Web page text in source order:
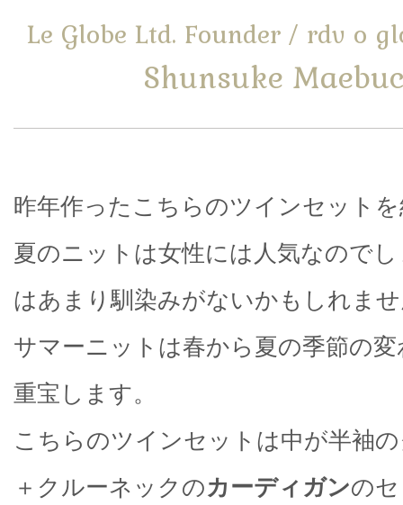
Le Globe Ltd. Founder / rdv o
Shunsuke
昨年作ったこちらのツインセット
夏のニットは女性には人気なので
はあまり馴染みがないかもしれま
サマーニットは春から夏の季節の
重宝します。
こちらのツインセットは中が半袖
＋クルーネックのカーディガンの